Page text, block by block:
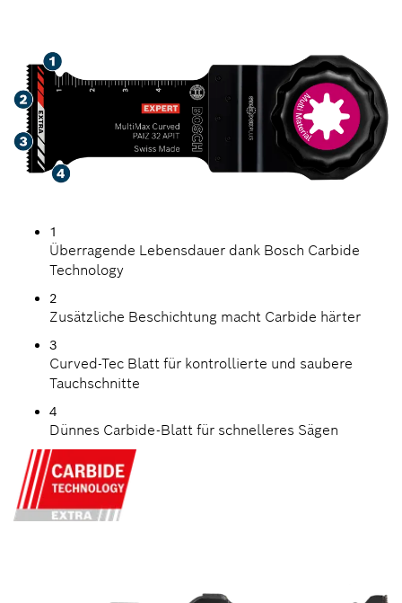
1
Überragende Lebensdauer dank Bosch Carbide
Technology
2
Zusätzliche Beschichtung macht Carbide härter
3
Curved-Tec Blatt für kontrollierte und saubere
Tauchschnitte
4
Dünnes Carbide-Blatt für schnelleres Sägen